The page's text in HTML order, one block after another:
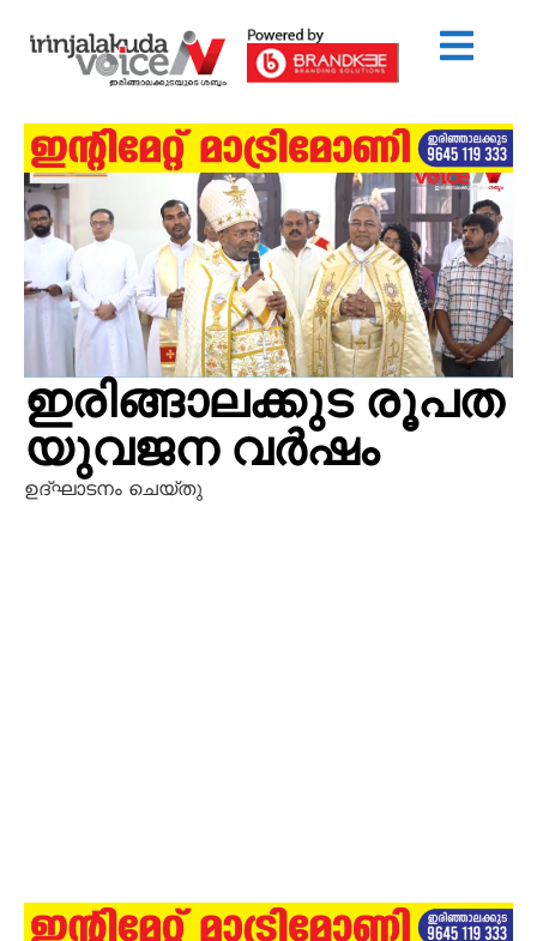
ഇരിങ്ങാലക്കുട രൂപത
യുവജന വര്‍ഷം
ഉദ്ഘാടനം ചെയ്തു